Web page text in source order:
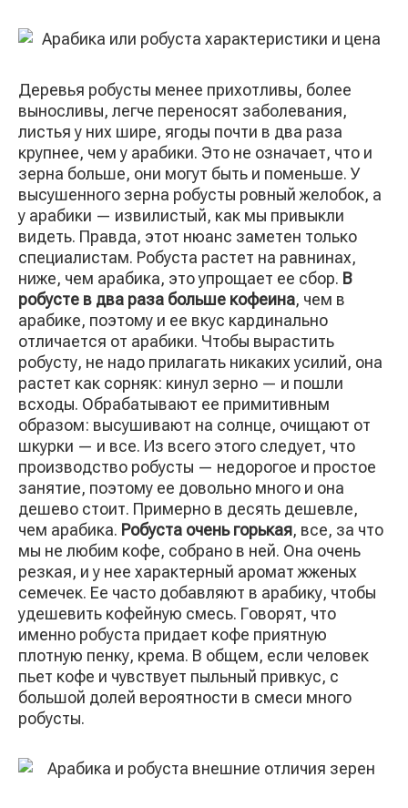
Деревья робусты менее прихотливы, более
выносливы, легче переносят заболевания,
листья у них шире, ягоды почти в два раза
крупнее, чем у арабики. Это не означает, что и
зерна больше, они могут быть и поменьше. У
высушенного зерна робусты ровный желобок, а
у арабики — извилистый, как мы привыкли
видеть. Правда, этот нюанс заметен только
специалистам. Робуста растет на равнинах,
ниже, чем арабика, это упрощает ее сбор. В
робусте в два раза больше кофеина, чем в
арабике, поэтому и ее вкус кардинально
отличается от арабики. Чтобы вырастить
робусту, не надо прилагать никаких усилий, она
растет как сорняк: кинул зерно — и пошли
всходы. Обрабатывают ее примитивным
образом: высушивают на солнце, очищают от
шкурки — и все. Из всего этого следует, что
производство робусты — недорогое и простое
занятие, поэтому ее довольно много и она
дешево стоит. Примерно в десять дешевле,
чем арабика. Робуста очень горькая, все, за что
мы не любим кофе, собрано в ней. Она очень
резкая, и у нее характерный аромат жженых
семечек. Ее часто добавляют в арабику, чтобы
удешевить кофейную смесь. Говорят, что
именно робуста придает кофе приятную
плотную пенку, крема. В общем, если человек
пьет кофе и чувствует пыльный привкус, с
большой долей вероятности в смеси много
робусты.